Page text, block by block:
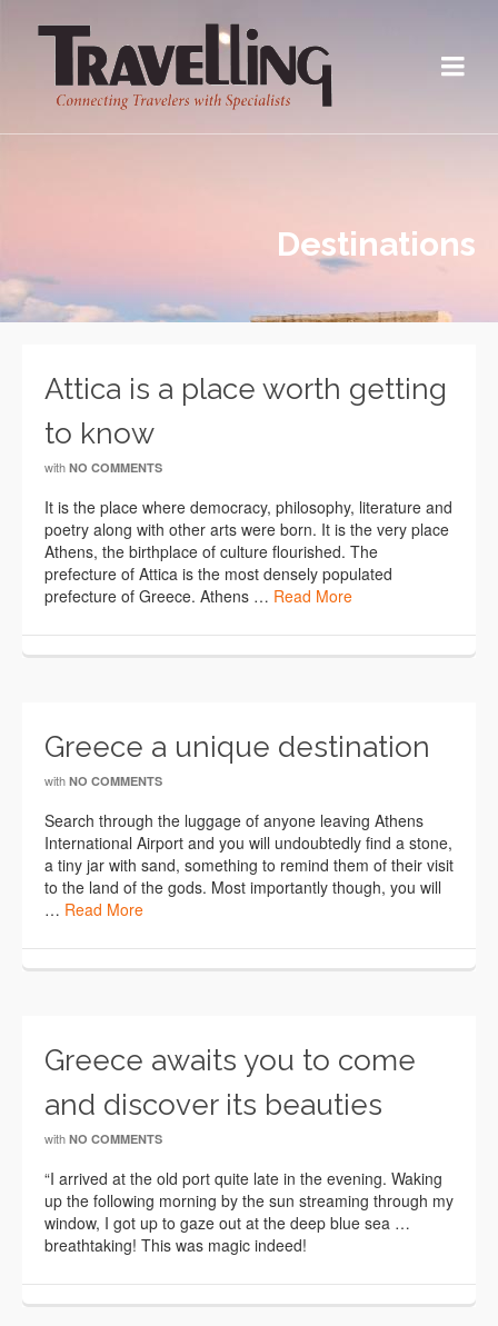
Destinations
Attica is a place worth getting
to know
with NO COMMENTS
It is the place where democracy, philosophy, literature and
poetry along with other arts were born. It is the very place
Athens, the birthplace of culture flourished. The
prefecture of Attica is the most densely populated
prefecture of Greece. Athens … Read More
Greece a unique destination
with NO COMMENTS
Search through the luggage of anyone leaving Athens
International Airport and you will undoubtedly find a stone,
a tiny jar with sand, something to remind them of their visit
to the land of the gods. Most importantly though, you will
… Read More
Greece awaits you to come
and discover its beauties
with NO COMMENTS
“I arrived at the old port quite late in the evening. Waking
up the following morning by the sun streaming through my
window, I got up to gaze out at the deep blue sea …
breathtaking! This was magic indeed!